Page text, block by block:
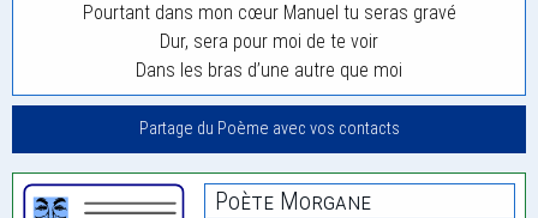
Pourtant dans mon cœur Manuel tu seras gravé
Dur, sera pour moi de te voir
Dans les bras d’une autre que moi
Partage du Poème avec vos contacts
Poète Morgane